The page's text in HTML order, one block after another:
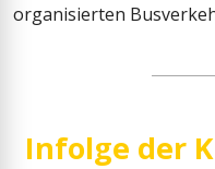
organisierten
Infolge der